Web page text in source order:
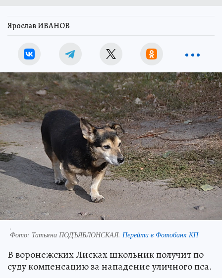
Ярослав ИВАНОВ
.
Фото: Татьяна ПОДЪЯБЛОНСКАЯ. Перейти в Фотобанк КП
В воронежских Лисках школьник получит по
суду компенсацию за нападение уличного пса.